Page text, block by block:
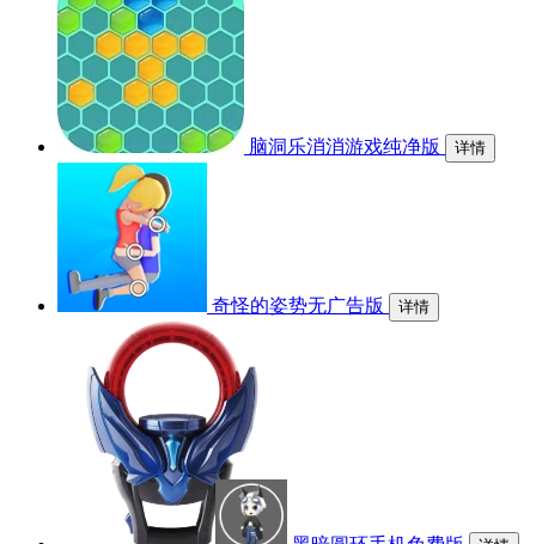
脑洞乐消消游戏纯净版 详情
奇怪的姿势无广告版 详情